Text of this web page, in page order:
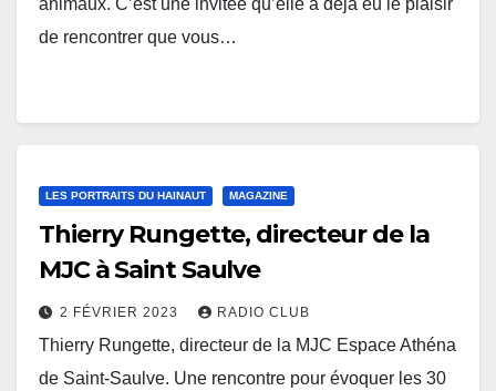
de rencontrer que vous…
LES PORTRAITS DU HAINAUT MAGAZINE
Thierry Rungette, directeur de la
MJC à Saint Saulve
2 FÉVRIER 2023 RADIO CLUB
Thierry Rungette, directeur de la MJC Espace Athéna
de Saint-Saulve. Une rencontre pour évoquer les 30